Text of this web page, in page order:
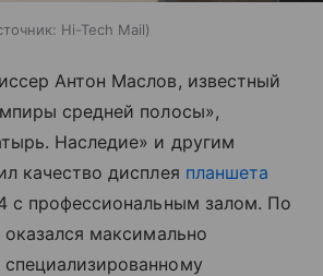
Hi-Tech Mail
Антон Маслов, известный
средней полосы»,
Наследие» и другим
качество дисплея планшета
с профессиональным залом. По
максимально